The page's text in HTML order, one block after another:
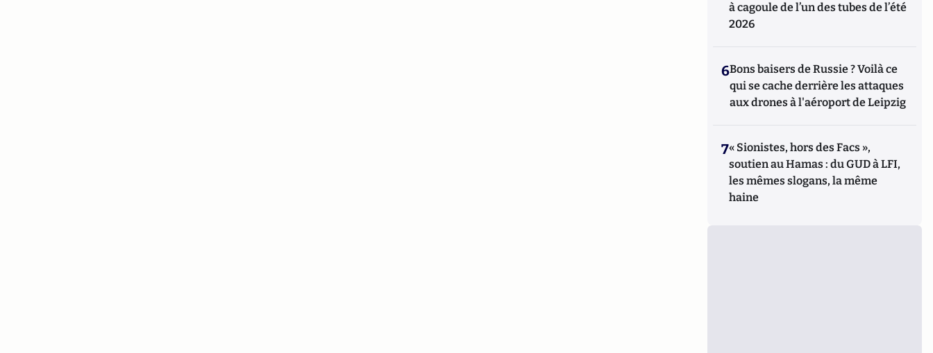
à cagoule de l’un des tubes de l’été
2026
6Bons baisers de Russie ? Voilà ce
qui se cache derrière les attaques
aux drones à l'aéroport de Leipzig
7« Sionistes, hors des Facs »,
soutien au Hamas : du GUD à LFI,
les mêmes slogans, la même
haine